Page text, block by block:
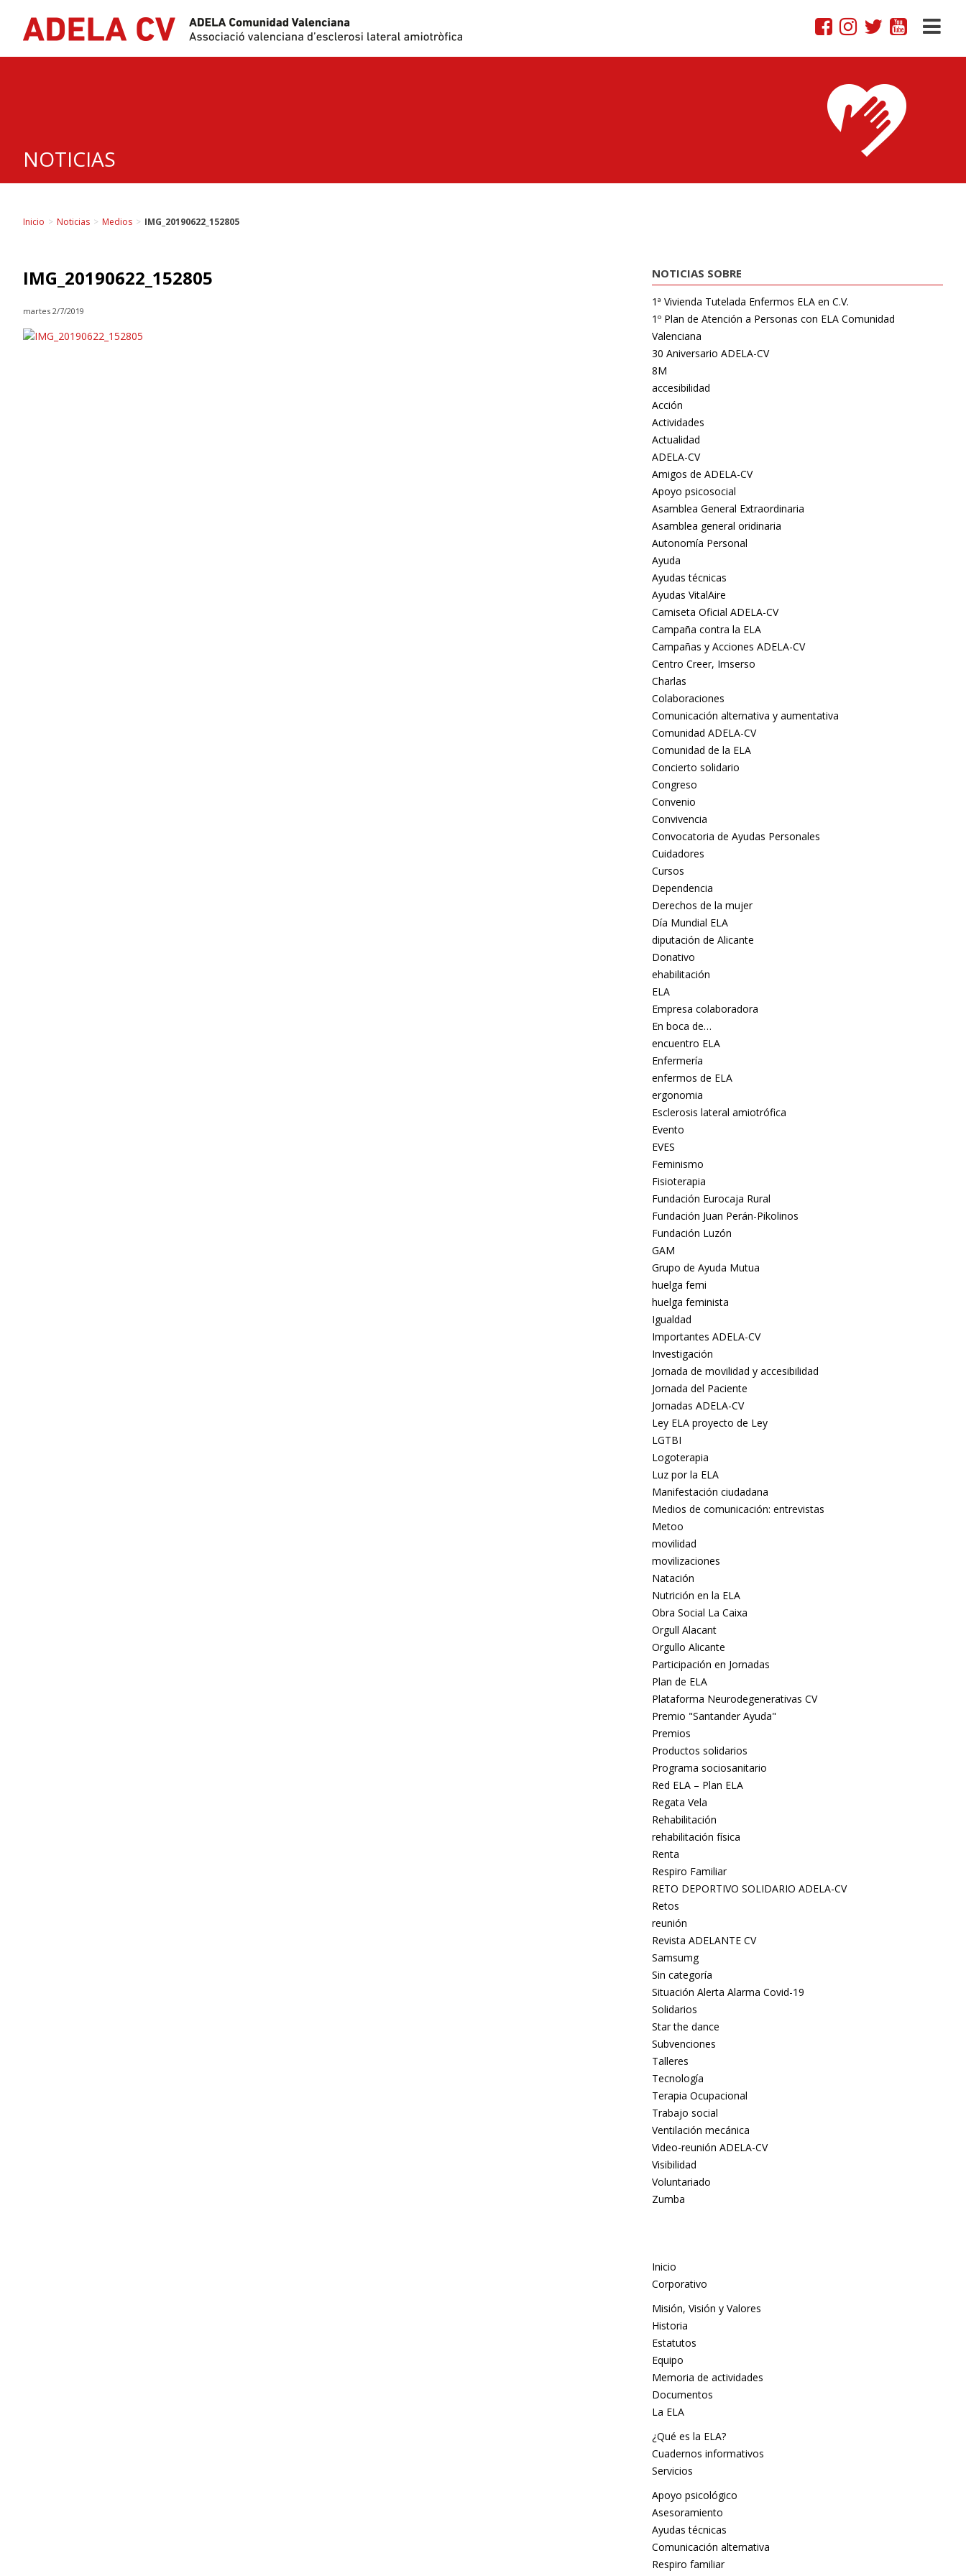
NOTICIAS
Inicio > Noticias > Medios > IMG_20190622_152805
IMG_20190622_152805
martes 2/7/2019
NOTICIAS SOBRE
1ª Vivienda Tutelada Enfermos ELA en C.V.
1º Plan de Atención a Personas con ELA Comunidad
Valenciana
30 Aniversario ADELA-CV
8M
accesibilidad
Acción
Actividades
Actualidad
ADELA-CV
Amigos de ADELA-CV
Apoyo psicosocial
Asamblea General Extraordinaria
Asamblea general oridinaria
Autonomía Personal
Ayuda
Ayudas técnicas
Ayudas VitalAire
Camiseta Oficial ADELA-CV
Campaña contra la ELA
Campañas y Acciones ADELA-CV
Centro Creer, Imserso
Charlas
Colaboraciones
Comunicación alternativa y aumentativa
Comunidad ADELA-CV
Comunidad de la ELA
Concierto solidario
Congreso
Convenio
Convivencia
Convocatoria de Ayudas Personales
Cuidadores
Cursos
Dependencia
Derechos de la mujer
Día Mundial ELA
diputación de Alicante
Donativo
ehabilitación
ELA
Empresa colaboradora
En boca de…
encuentro ELA
Enfermería
enfermos de ELA
ergonomia
Esclerosis lateral amiotrófica
Evento
EVES
Feminismo
Fisioterapia
Fundación Eurocaja Rural
Fundación Juan Perán-Pikolinos
Fundación Luzón
GAM
Grupo de Ayuda Mutua
huelga femi
huelga feminista
Igualdad
Importantes ADELA-CV
Investigación
Jornada de movilidad y accesibilidad
Jornada del Paciente
Jornadas ADELA-CV
Ley ELA proyecto de Ley
LGTBI
Logoterapia
Luz por la ELA
Manifestación ciudadana
Medios de comunicación: entrevistas
Metoo
movilidad
movilizaciones
Natación
Nutrición en la ELA
Obra Social La Caixa
Orgull Alacant
Orgullo Alicante
Participación en Jornadas
Plan de ELA
Plataforma Neurodegenerativas CV
Premio "Santander Ayuda"
Premios
Productos solidarios
Programa sociosanitario
Red ELA – Plan ELA
Regata Vela
Rehabilitación
rehabilitación física
Renta
Respiro Familiar
RETO DEPORTIVO SOLIDARIO ADELA-CV
Retos
reunión
Revista ADELANTE CV
Samsumg
Sin categoría
Situación Alerta Alarma Covid-19
Solidarios
Star the dance
Subvenciones
Talleres
Tecnología
Terapia Ocupacional
Trabajo social
Ventilación mecánica
Video-reunión ADELA-CV
Visibilidad
Voluntariado
Zumba
Inicio
Corporativo
Misión, Visión y Valores
Historia
Estatutos
Equipo
Memoria de actividades
Documentos
La ELA
¿Qué es la ELA?
Cuadernos informativos
Servicios
Apoyo psicológico
Asesoramiento
Ayudas técnicas
Comunicación alternativa
Respiro familiar